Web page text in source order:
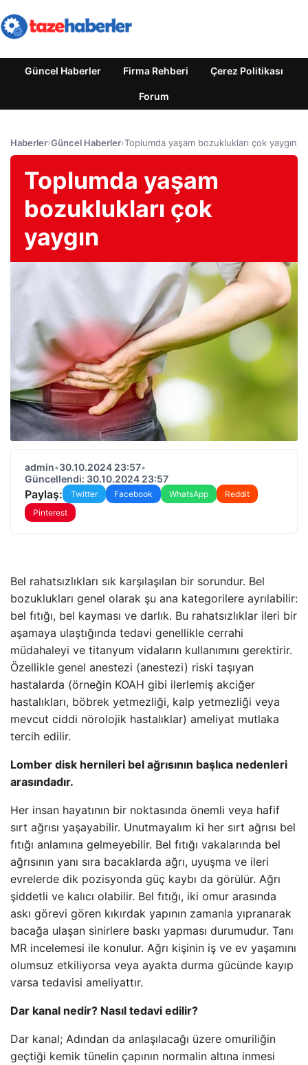
Güncel Haberler Firma Rehberi Çerez Politikası
Forum
Haberler›Güncel Haberler›Toplumda yaşam bozuklukları çok yaygın
Toplumda yaşam
bozuklukları çok
yaygın
admin•30.10.2024 23:57•
Güncellendi: 30.10.2024 23:57
Paylaş: Twitter Facebook WhatsApp
Reddit
Pinterest
Bel rahatsızlıkları sık karşılaşılan bir sorundur. Bel
bozuklukları genel olarak şu ana kategorilere ayrılabilir:
bel fıtığı, bel kayması ve darlık. Bu rahatsızlıklar ileri bir
aşamaya ulaştığında tedavi genellikle cerrahi
müdahaleyi ve titanyum vidaların kullanımını gerektirir.
Özellikle genel anestezi (anestezi) riski taşıyan
hastalarda (örneğin KOAH gibi ilerlemiş akciğer
hastalıkları, böbrek yetmezliği, kalp yetmezliği veya
mevcut ciddi nörolojik hastalıklar) ameliyat mutlaka
tercih edilir.
Lomber disk hernileri bel ağrısının başlıca nedenleri
arasındadır.
Her insan hayatının bir noktasında önemli veya hafif
sırt ağrısı yaşayabilir. Unutmayalım ki her sırt ağrısı bel
fıtığı anlamına gelmeyebilir. Bel fıtığı vakalarında bel
ağrısının yanı sıra bacaklarda ağrı, uyuşma ve ileri
evrelerde dik pozisyonda güç kaybı da görülür. Ağrı
şiddetli ve kalıcı olabilir. Bel fıtığı, iki omur arasında
askı görevi gören kıkırdak yapının zamanla yıpranarak
bacağa ulaşan sinirlere baskı yapması durumudur. Tanı
MR incelemesi ile konulur. Ağrı kişinin iş ve ev yaşamını
olumsuz etkiliyorsa veya ayakta durma gücünde kayıp
varsa tedavisi ameliyattır.
Dar kanal nedir? Nasıl tedavi edilir?
Dar kanal; Adından da anlaşılacağı üzere omuriliğin
geçtiği kemik tünelin çapının normalin altına inmesi